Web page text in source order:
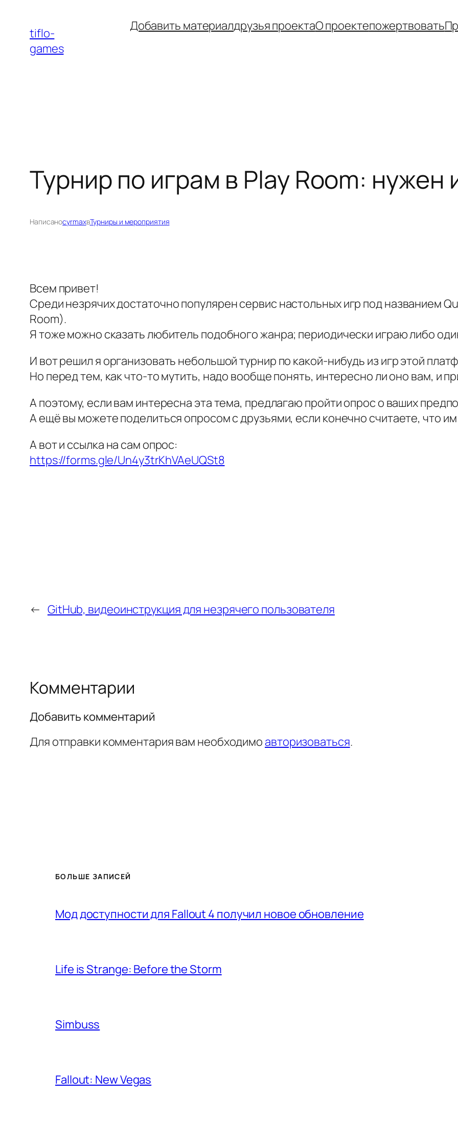
содержимому
tiflo-
games
Добавить материалдрузья проектаО проектепожертвовать
Турнир по играм в Play Room: нужен
НаписаноcyrmaxвТурниры и мероприятия
Всем привет!
Среди незрячих достаточно популярен сервис настольных игр под названием
Room).
Я тоже можно сказать любитель подобного жанра; периодически играю либо
И вот решил я организовать небольшой турнир по какой-нибудь из игр этой
Но перед тем, как что-то мутить, надо вообще понять, интересно ли оно вам, и
А поэтому, если вам интересна эта тема, предлагаю пройти опрос о ваших
А ещё вы можете поделиться опросом с друзьями, если конечно считаете, что им
А вот и ссылка на сам опрос:
https://forms.gle/Un4y3trKhVAeUQSt8
← GitHub, видеоинструкция для незрячего пользователя
Комментарии
Добавить комментарий
Для отправки комментария вам необходимо авторизоваться.
БОЛЬШЕ ЗАПИСЕЙ
Мод доступности для Fallout 4 получил новое обновление
Life is Strange: Before the Storm
Simbuss
Fallout: New Vegas